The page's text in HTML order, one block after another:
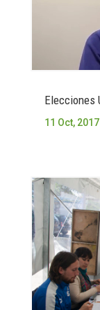
Elecciones
11 Oct, 2017